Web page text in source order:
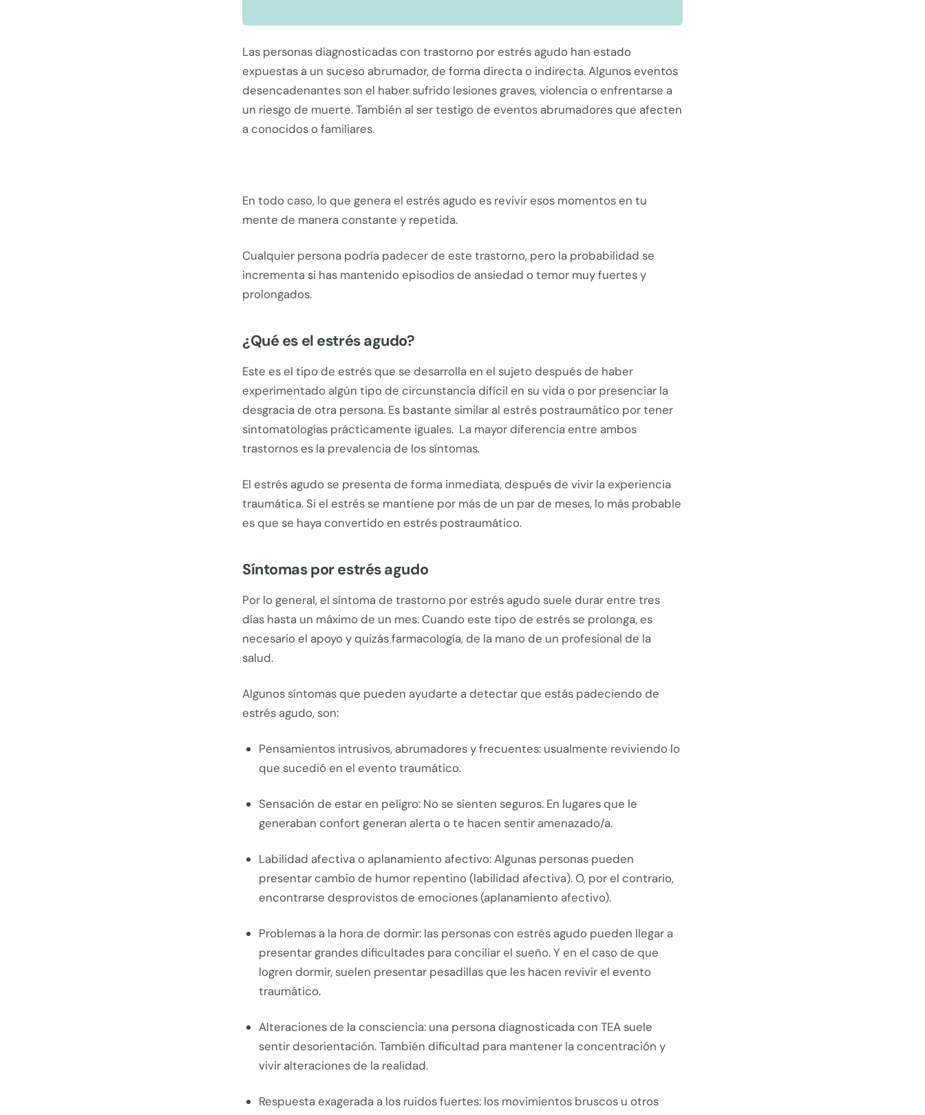
Las personas diagnosticadas con trastorno por estrés agudo han estado
expuestas a un suceso abrumador, de forma directa o indirecta. Algunos eventos
desencadenantes son el haber sufrido lesiones graves, violencia o enfrentarse a
un riesgo de muerte. También al ser testigo de eventos abrumadores que afecten
a conocidos o familiares.
En todo caso, lo que genera el estrés agudo es revivir esos momentos en tu
mente de manera constante y repetida.
Cualquier persona podría padecer de este trastorno, pero la probabilidad se
incrementa si has mantenido episodios de ansiedad o temor muy fuertes y
prolongados.
¿Qué es el estrés agudo?
Este es el tipo de estrés que se desarrolla en el sujeto después de haber
experimentado algún tipo de circunstancia difícil en su vida o por presenciar la
desgracia de otra persona. Es bastante similar al estrés postraumático por tener
sintomatologías prácticamente iguales. La mayor diferencia entre ambos
trastornos es la prevalencia de los síntomas.
El estrés agudo se presenta de forma inmediata, después de vivir la experiencia
traumática. Si el estrés se mantiene por más de un par de meses, lo más probable
es que se haya convertido en estrés postraumático.
Síntomas por estrés agudo
Por lo general, el síntoma de trastorno por estrés agudo suele durar entre tres
días hasta un máximo de un mes. Cuando este tipo de estrés se prolonga, es
necesario el apoyo y quizás farmacología, de la mano de un profesional de la
salud.
Algunos síntomas que pueden ayudarte a detectar que estás padeciendo de
estrés agudo, son:
Pensamientos intrusivos, abrumadores y frecuentes: usualmente reviviendo lo
que sucedió en el evento traumático.
Sensación de estar en peligro: No se sienten seguros. En lugares que le
generaban confort generan alerta o te hacen sentir amenazado/a.
Labilidad afectiva o aplanamiento afectivo: Algunas personas pueden
presentar cambio de humor repentino (labilidad afectiva). O, por el contrario,
encontrarse desprovistos de emociones (aplanamiento afectivo).
Problemas a la hora de dormir: las personas con estrés agudo pueden llegar a
presentar grandes dificultades para conciliar el sueño. Y en el caso de que
logren dormir, suelen presentar pesadillas que les hacen revivir el evento
traumático.
Alteraciones de la consciencia: una persona diagnosticada con TEA suele
sentir desorientación. También dificultad para mantener la concentración y
vivir alteraciones de la realidad.
Respuesta exagerada a los ruidos fuertes: los movimientos bruscos u otros